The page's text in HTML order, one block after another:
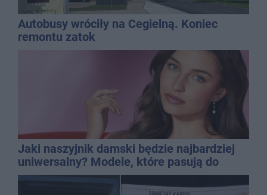
Autobusy wróciły na Cegielną. Koniec
remontu zatok
Jaki naszyjnik damski będzie najbardziej
uniwersalny? Modele, które pasują do
wielu stylizacji